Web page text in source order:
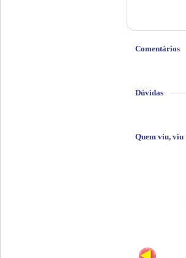
Comentários
Dúvidas
Quem viu, viu